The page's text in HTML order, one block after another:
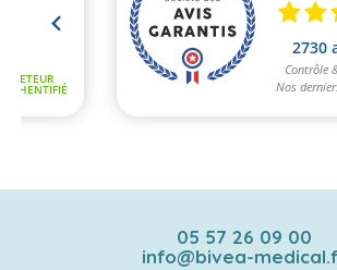
05 57 26 09 00
info@bivea-